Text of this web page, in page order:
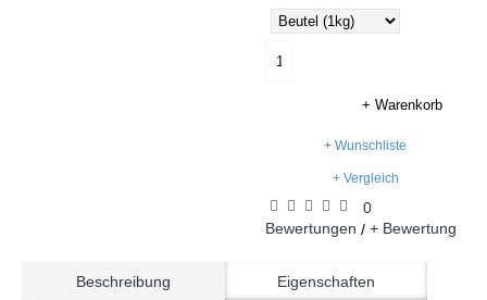
+ Warenkorb
+ Wunschliste
+ Vergleich
0
Bewertungen / + Bewertung
Beschreibung Eigenschaften